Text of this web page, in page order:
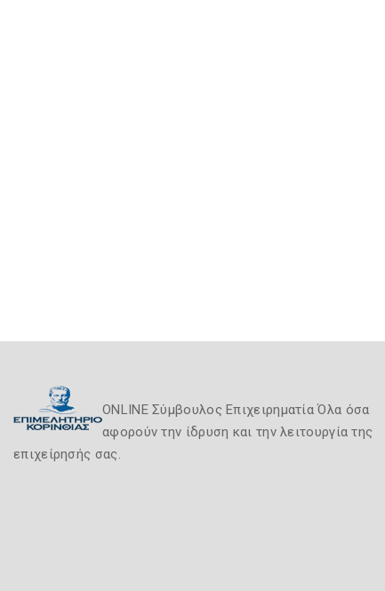
ONLINE Σύμβουλος Επιχειρηματία Όλα όσα
αφορούν την ίδρυση και την λειτουργία της
επιχείρησής σας.